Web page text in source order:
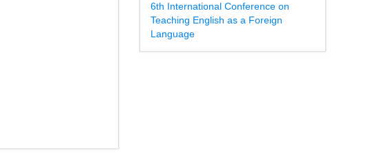
6th International Conference on
Teaching English as a Foreign
Language